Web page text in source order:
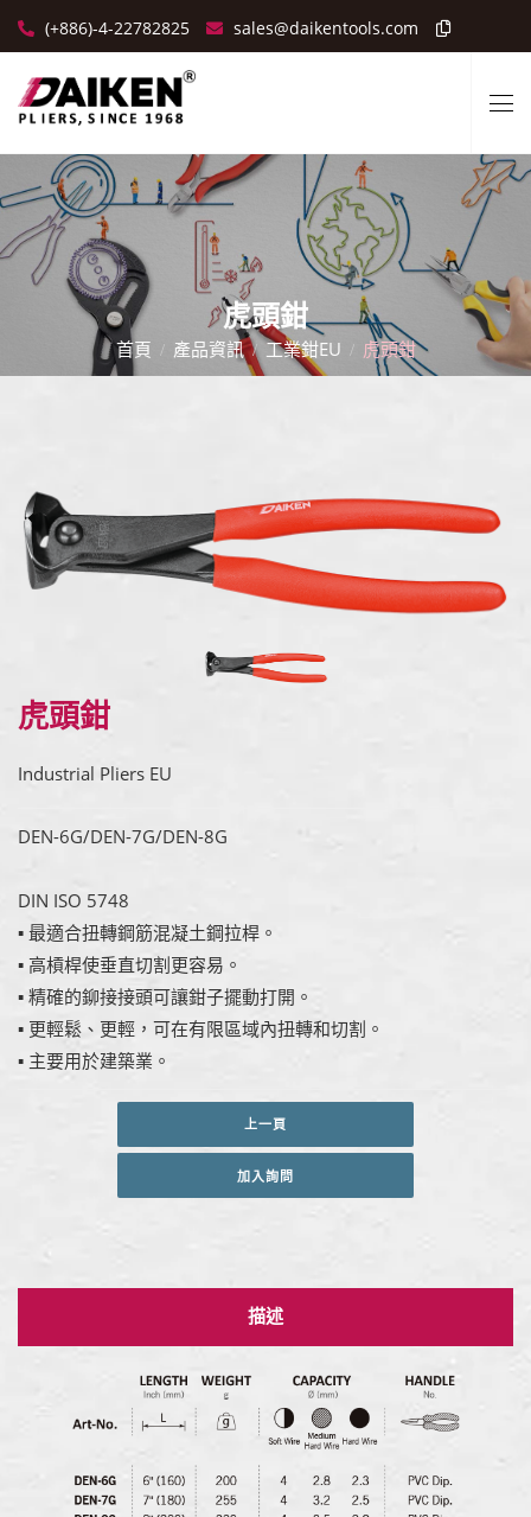
(+886)-4-22782825 sales@daikentools.com
虎頭鉗
首頁 產品資訊 工業鉗EU 虎頭鉗
虎頭鉗
Industrial Pliers EU
DEN-6G/DEN-7G/DEN-8G
DIN ISO 5748
▪ 最適合扭轉鋼筋混凝土鋼拉桿。
▪ 高槓桿使垂直切割更容易。
▪ 精確的鉚接接頭可讓鉗子擺動打開。
▪ 更輕鬆、更輕，可在有限區域內扭轉和切割。
▪ 主要用於建築業。
上一頁
加入詢問
描述